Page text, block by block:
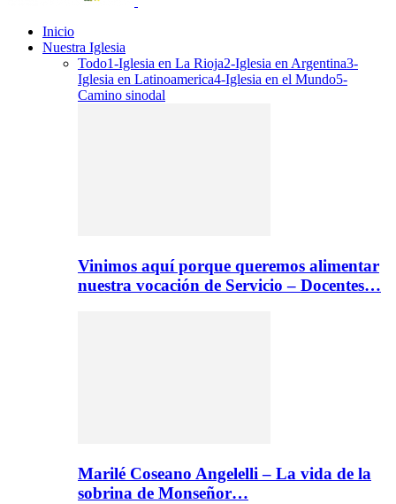
Inicio
Nuestra Iglesia
Todo1-Iglesia en La Rioja2-Iglesia en Argentina3-
Iglesia en Latinoamerica4-Iglesia en el Mundo5-
Camino sinodal
Vinimos aquí porque queremos alimentar
nuestra vocación de Servicio – Docentes…
Marilé Coseano Angelelli – La vida de la
sobrina de Monseñor…